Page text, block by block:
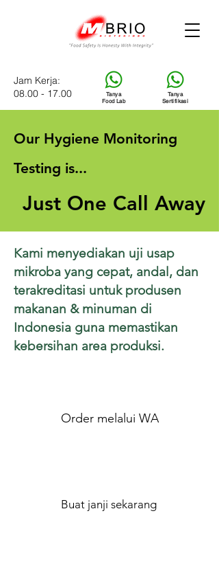
Tanya
Food Lab
Tanya
Sertifikasi
Jam Kerja:
08.00 - 17.00
Our Hygiene Monitoring
Testing is...
Just One Call Away
Kami menyediakan uji usap
mikroba yang cepat, andal, dan
terakreditasi untuk produsen
makanan & minuman di
Indonesia guna memastikan
kebersihan area produksi.
Order melalui WA
Buat janji sekarang